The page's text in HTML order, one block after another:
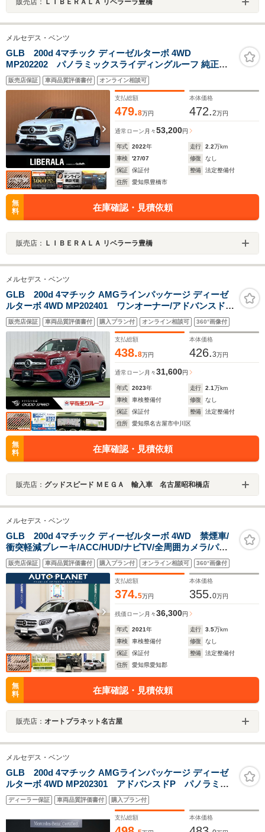
販売店： ＬＩＢＥＲＡＬＡ リベラーラ豊橋
メルセデス・ベンツ
GLB 200d 4マチック ディーゼルターボ 4WD
MP202202 パノラミックスライディングルーフ 純正ナ
ビ フルセグTV Bluetooth 360度カメラ ハーフレザー シー
トヒーター ACC レーンキープアシスト ブラインドスポ
ット パワーバックドア ルーフレール 純正19インチAW
販売店保証 車両品質評価書付 オンライン相談可
支払総額
479.8万円
本体価格
472.2万円
通常ローン 月々53,200円
年式 2022年 走行 2.2万km
車検
'27/07 修復
なし
保証
保証付 整備
法定整備付
住所
愛知県豊橋市
無
料
在庫確認・見積依頼
販売店： ＬＩＢＥＲＡＬＡ リベラーラ豊橋
メルセデス・ベンツ
GLB 200d 4マチック AMGラインパッケージ ディーゼ
ルターボ 4WD MP202401 ワンオーナー/アドバンスド
PKG/全周囲カメラ/ヘッドアップディスプレイ/レーダー
クルーズ/ブラインドスポット/シートヒーター/電動リアゲ
ート/アンビエントライト/ドライブレコーダー/パドルシフ
ト/純正アルミ/
販売店保証 車両品質評価書付 購入プラン付 オンライン相談可 360°画像付
支払総額
438.8万円
本体価格
426.3万円
通常ローン 月々31,600円
年式 2023年 走行 2.1万km
車検
車検整備付 修復
なし
保証
保証付 整備
法定整備付
住所
愛知県名古屋市中川区
無
料
在庫確認・見積依頼
販売店： グッドスピード ＭＥＧＡ 輸入車 名古屋昭和橋店
メルセデス・ベンツ
GLB 200d 4マチック ディーゼルターボ 4WD 禁煙車/
衝突軽減ブレーキ/ACC/HUD/ナビTV/全周囲カメラ/パワ
ーテールゲート/LEDヘッドライト/ハーフ革シート/シート
ヒーター/スマートキー/クリアランスソナー/3列シート7人
販売店保証 車両品質評価書付 購入プラン付 オンライン相談可 360°画像付
支払総額
374.5万円
本体価格
355.0万円
残価ローン 月々36,300円
年式 2021年 走行 3.5万km
車検
車検整備付 修復
なし
保証
保証付 整備
法定整備付
住所
愛知県愛知郡
無
料
在庫確認・見積依頼
販売店： オートプラネット名古屋
メルセデス・ベンツ
GLB 200d 4マチック AMGラインパッケージ ディーゼ
ルターボ 4WD MP202301 アドバンスドP パノラミッ
クS/R ヘッドアップディスプレイ ブランドロゴプロジ
ェクターライト プライバシーガラス 本革巻きスポー
ツステアリング カーボン調インテリアトリム
ディーラー保証 車両品質評価書付 購入プラン付
支払総額 本体価格